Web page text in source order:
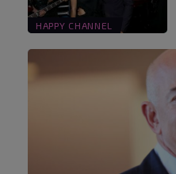
HAPPY CHANNEL